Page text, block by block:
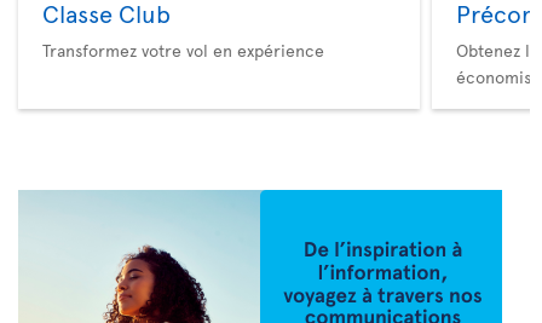
Classe Club
Transformez votre vol en expérience
Obtenez